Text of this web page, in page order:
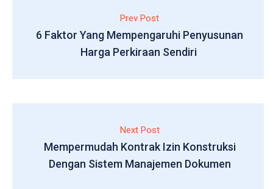
Prev Post
6 Faktor Yang Mempengaruhi Penyusunan
Harga Perkiraan Sendiri
Next Post
Mempermudah Kontrak Izin Konstruksi
Dengan Sistem Manajemen Dokumen